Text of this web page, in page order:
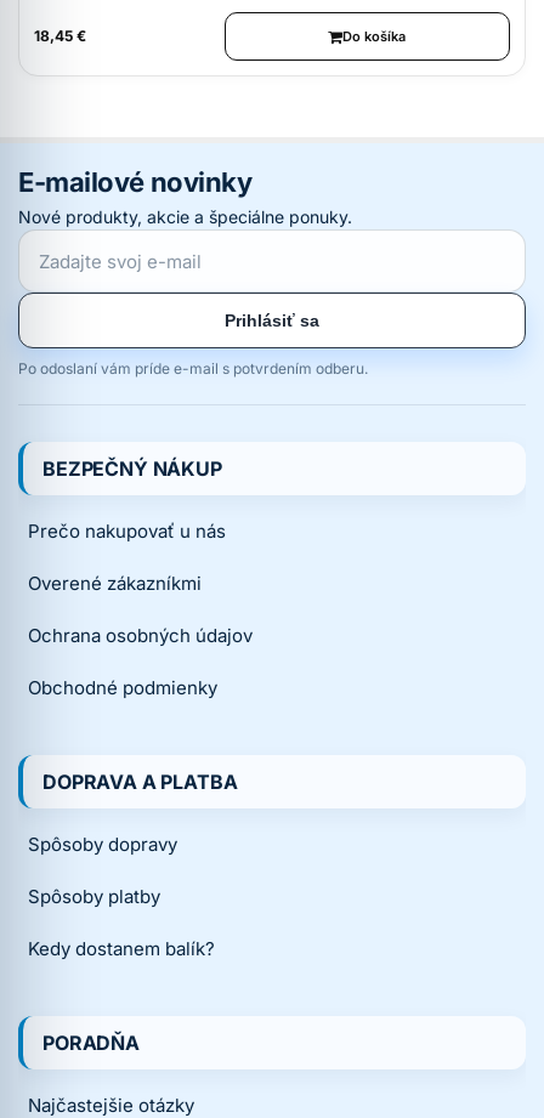
18,45 € Do košíka
E-mailové novinky
Nové produkty, akcie a špeciálne ponuky.
Prihlásiť sa
Po odoslaní vám príde e-mail s potvrdením odberu.
BEZPEČNÝ NÁKUP
Prečo nakupovať u nás
Overené zákazníkmi
Ochrana osobných údajov
Obchodné podmienky
DOPRAVA A PLATBA
Spôsoby dopravy
Spôsoby platby
Kedy dostanem balík?
PORADŇA
Najčastejšie otázky